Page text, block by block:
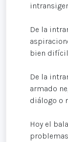
De la
bien
De la
armado
diálogo o
Hoy el